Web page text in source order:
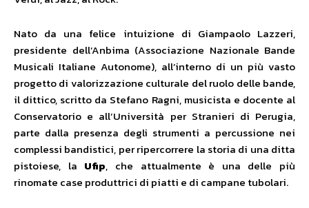
Nato da una felice intuizione di Giampaolo Lazzeri,
presidente dell’Anbima (Associazione Nazionale Bande
Musicali Italiane Autonome), all’interno di un più vasto
progetto di valorizzazione culturale del ruolo delle bande,
il dittico, scritto da Stefano Ragni, musicista e docente al
Conservatorio e all’Università per Stranieri di Perugia,
parte dalla presenza degli strumenti a percussione nei
complessi bandistici, per ripercorrere la storia di una ditta
pistoiese, la Ufip, che attualmente è una delle più
rinomate case produttrici di piatti e di campane tubolari.